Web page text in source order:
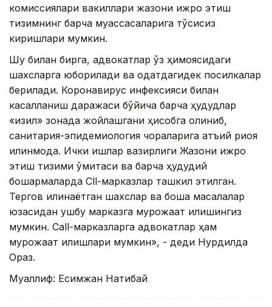
комиссиялари вакиллари жазони ижро этиш
тизимнинг барча муассасаларига тўсиқсиз
киришлари мумкин.
Шу билан бирга, адвокатлар ўз ҳимоясидаги
шахсларга юборилади ва одатдагидек посилкалар
берилади. Коронавирус инфексияси билан
касалланиш даражаси бўйича барча ҳудудлар
«қизил» зонада жойлашгани ҳисобга олиниб,
санитария-эпидемиология чораларига қатъий риоя
қилинмоқда. Ички ишлар вазирлиги Жазони ижро
этиш тизими қўмитаси ва барча ҳудудий
бошқармаларда Cll-марказлар ташкил этилган.
Тергов қилинаётган шахслар ва бошқа масалалар
юзасидан ушбу марказга мурожаат қилишингиз
мумкин. Call-марказларга адвокатлар ҳам
мурожаат қилишлари мумкин», - деди Нурдилда
Ораз.
Муаллиф: Есимжан Нақтибай